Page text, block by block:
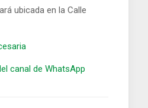
ubicada en la Calle
canal de WhatsApp